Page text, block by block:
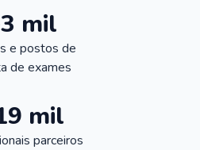
mil
e postos de
de exames
mil
parceiros